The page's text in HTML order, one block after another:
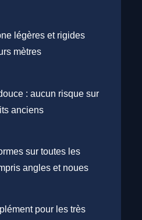
légères et rigides
mètres
: aucun risque sur
anciens
sur toutes les
angles et noues
pour les très